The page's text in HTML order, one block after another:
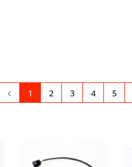
1 2 3 4 5